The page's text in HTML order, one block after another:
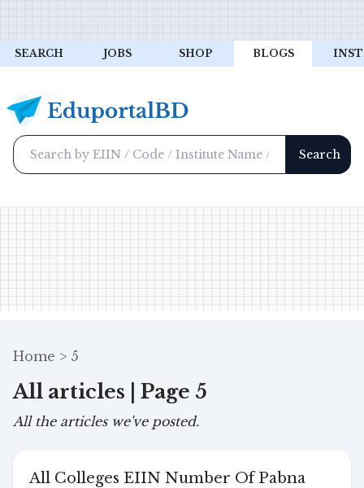
SEARCH JOBS SHOP BLOGS
Home 5
All articles | Page 5
All the articles we've posted.
All Colleges EIIN Number Of Pabna